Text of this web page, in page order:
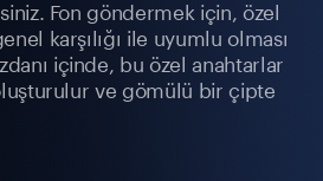
Fon göndermek için, özel
karşılığı ile uyumlu olması
içinde, bu özel anahtarlar
ve gömülü bir çipte